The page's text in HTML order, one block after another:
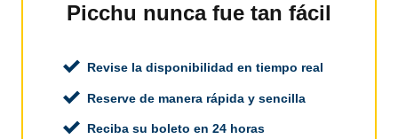
Picchu nunca fue tan fácil
Revise la disponibilidad en tiempo real
Reserve de manera rápida y sencilla
Reciba su boleto en 24 horas